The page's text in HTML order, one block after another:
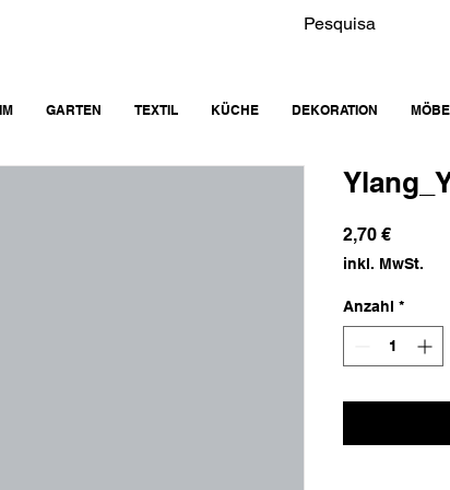
GARTEN TEXTIL KÜCHE DEKORATION
2,70 €Preis
inkl. MwSt.
Anzahl *